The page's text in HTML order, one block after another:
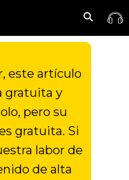
este artículo
gratuita y
pero su
gratuita. Si
labor de
de alta